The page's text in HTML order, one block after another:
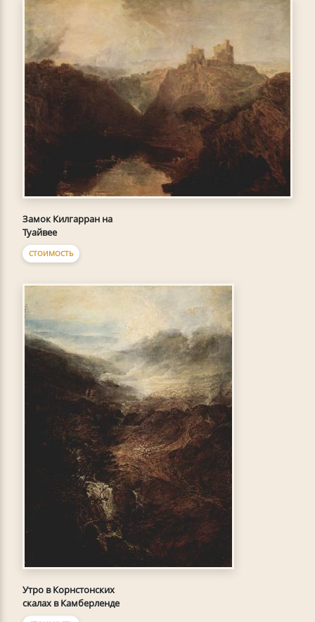
Замок Килгарран на
Туайвее
СТОИМОСТЬ
Утро в Корнстонских
скалах в Камберленде